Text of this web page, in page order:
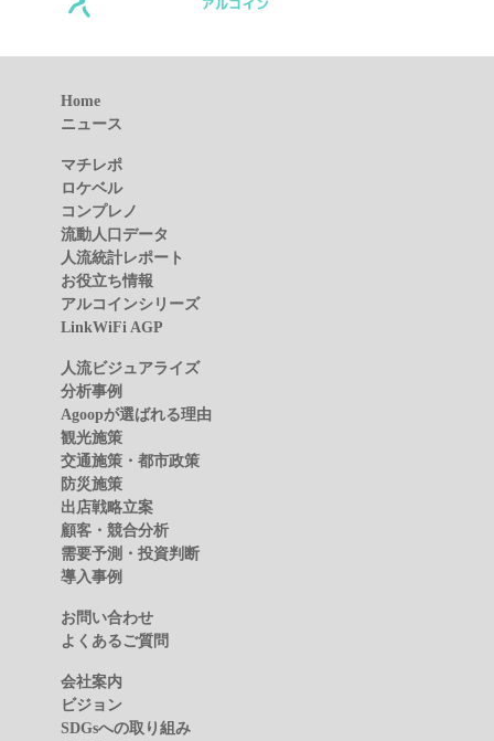
Home
ニュース
マチレポ
ロケベル
コンプレノ
流動人口データ
人流統計レポート
お役立ち情報
アルコインシリーズ
LinkWiFi AGP
人流ビジュアライズ
分析事例
Agoopが選ばれる理由
観光施策
交通施策・都市政策
防災施策
出店戦略立案
顧客・競合分析
需要予測・投資判断
導入事例
お問い合わせ
よくあるご質問
会社案内
ビジョン
SDGsへの取り組み